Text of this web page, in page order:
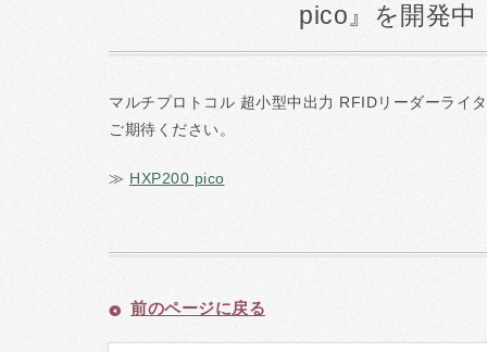
pico』を開発中
マルチプロトコル 超小型中出力 RFIDリーダーライ
ご期待ください。
≫ HXP200 pico
前のページに戻る